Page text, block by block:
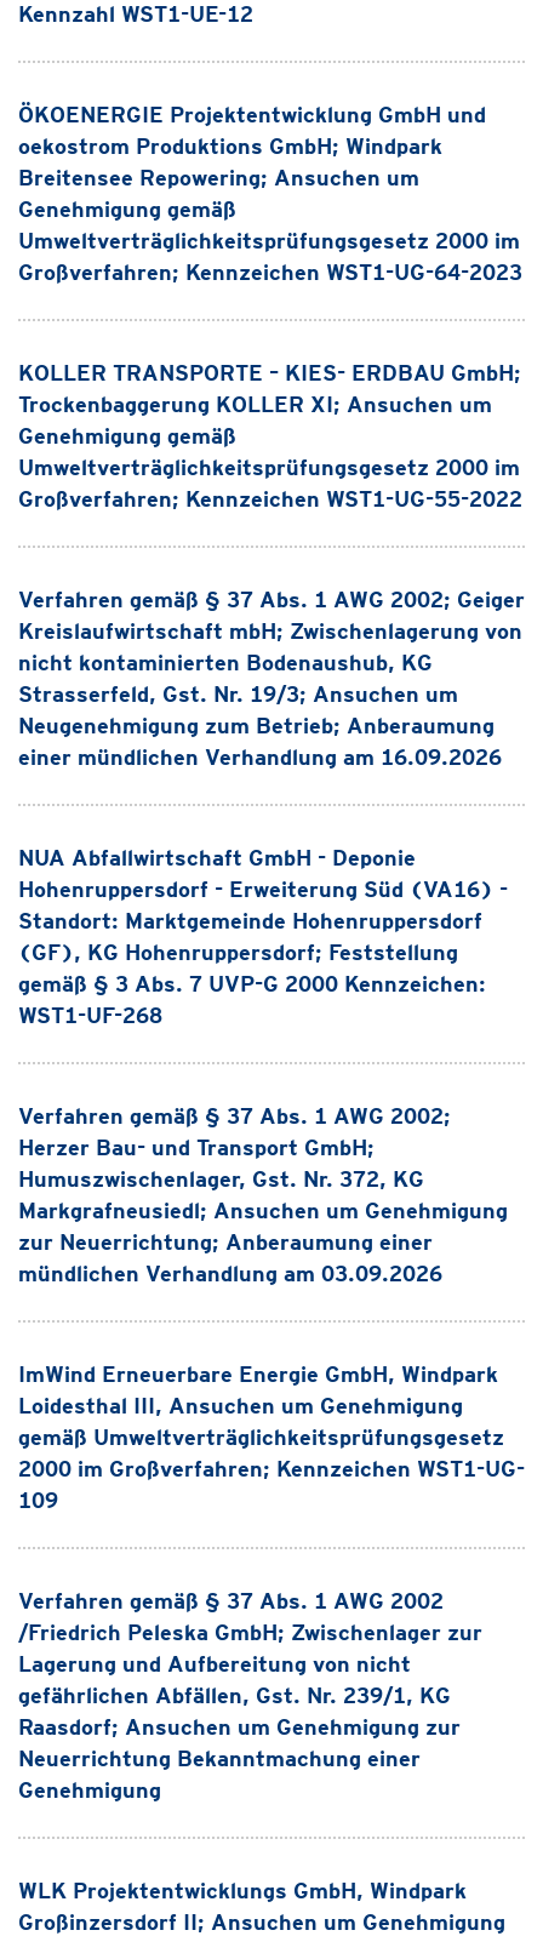
Kennzahl WST1-UE-12
ÖKOENERGIE Projektentwicklung GmbH und
oekostrom Produktions GmbH; Windpark
Breitensee Repowering; Ansuchen um
Genehmigung gemäß
Umweltverträglichkeitsprüfungsgesetz 2000 im
Großverfahren; Kennzeichen WST1-UG-64-2023
KOLLER TRANSPORTE – KIES- ERDBAU GmbH;
Trockenbaggerung KOLLER XI; Ansuchen um
Genehmigung gemäß
Umweltverträglichkeitsprüfungsgesetz 2000 im
Großverfahren; Kennzeichen WST1-UG-55-2022
Verfahren gemäß § 37 Abs. 1 AWG 2002; Geiger
Kreislaufwirtschaft mbH; Zwischenlagerung von
nicht kontaminierten Bodenaushub, KG
Strasserfeld, Gst. Nr. 19/3; Ansuchen um
Neugenehmigung zum Betrieb; Anberaumung
einer mündlichen Verhandlung am 16.09.2026
NUA Abfallwirtschaft GmbH - Deponie
Hohenruppersdorf - Erweiterung Süd (VA16) -
Standort: Marktgemeinde Hohenruppersdorf
(GF), KG Hohenruppersdorf; Feststellung
gemäß § 3 Abs. 7 UVP-G 2000 Kennzeichen:
WST1-UF-268
Verfahren gemäß § 37 Abs. 1 AWG 2002;
Herzer Bau- und Transport GmbH;
Humuszwischenlager, Gst. Nr. 372, KG
Markgrafneusiedl; Ansuchen um Genehmigung
zur Neuerrichtung; Anberaumung einer
mündlichen Verhandlung am 03.09.2026
ImWind Erneuerbare Energie GmbH, Windpark
Loidesthal III, Ansuchen um Genehmigung
gemäß Umweltverträglichkeitsprüfungsgesetz
2000 im Großverfahren; Kennzeichen WST1-UG-
109
Verfahren gemäß § 37 Abs. 1 AWG 2002
/Friedrich Peleska GmbH; Zwischenlager zur
Lagerung und Aufbereitung von nicht
gefährlichen Abfällen, Gst. Nr. 239/1, KG
Raasdorf; Ansuchen um Genehmigung zur
Neuerrichtung Bekanntmachung einer
Genehmigung
WLK Projektentwicklungs GmbH, Windpark
Großinzersdorf II; Ansuchen um Genehmigung